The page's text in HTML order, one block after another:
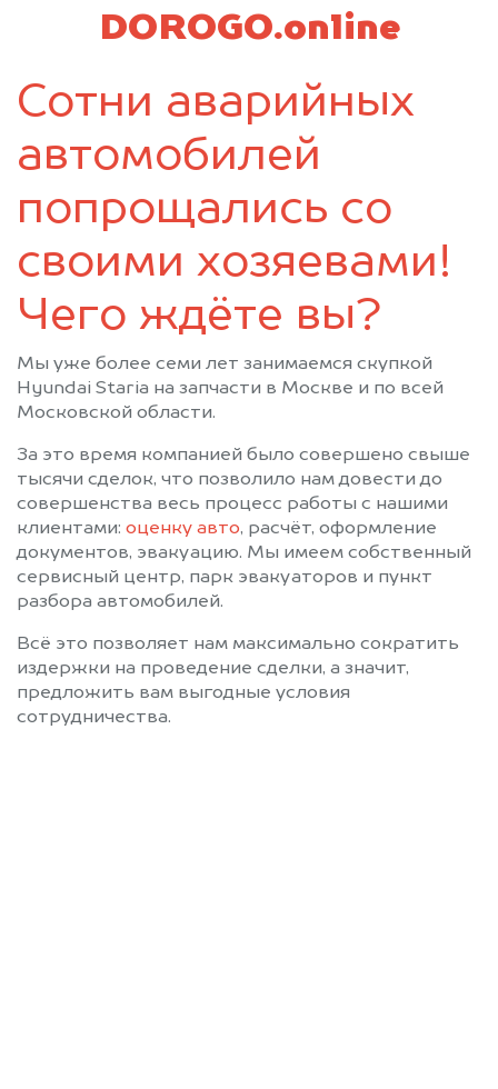
DOROGO.online
Сотни аварийных
автомобилей
попрощались со
своими хозяевами!
Чего ждёте вы?
Мы уже более семи лет занимаемся скупкой
Hyundai Staria на запчасти в Москве и по всей
Московской области.
За это время компанией было совершено свыше
тысячи сделок, что позволило нам довести до
совершенства весь процесс работы с нашими
клиентами: оценку авто, расчёт, оформление
документов, эвакуацию. Мы имеем собственный
сервисный центр, парк эвакуаторов и пункт
разбора автомобилей.
Всё это позволяет нам максимально сократить
издержки на проведение сделки, а значит,
предложить вам выгодные условия
сотрудничества.